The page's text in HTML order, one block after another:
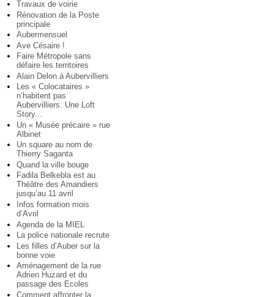
Travaux de voirie
Rénovation de la Poste
principale
Aubermensuel
Ave Césaire !
Faire Métropole sans
défaire les territoires
Alain Delon à Aubervilliers
Les « Colocataires »
n’habitent pas
Aubervilliers. Une Loft
Story...
Un « Musée précaire » rue
Albinet
Un square au nom de
Thierry Saganta
Quand la ville bouge
Fadila Belkebla est au
Théâtre des Amandiers
jusqu’au 11 avril
Infos formation mois
d’Avril
Agenda de la MIEL
La police nationale recrute
Les filles d’Auber sur la
bonne voie
Aménagement de la rue
Adrien Huzard et du
passage des Ecoles
Comment affronter la